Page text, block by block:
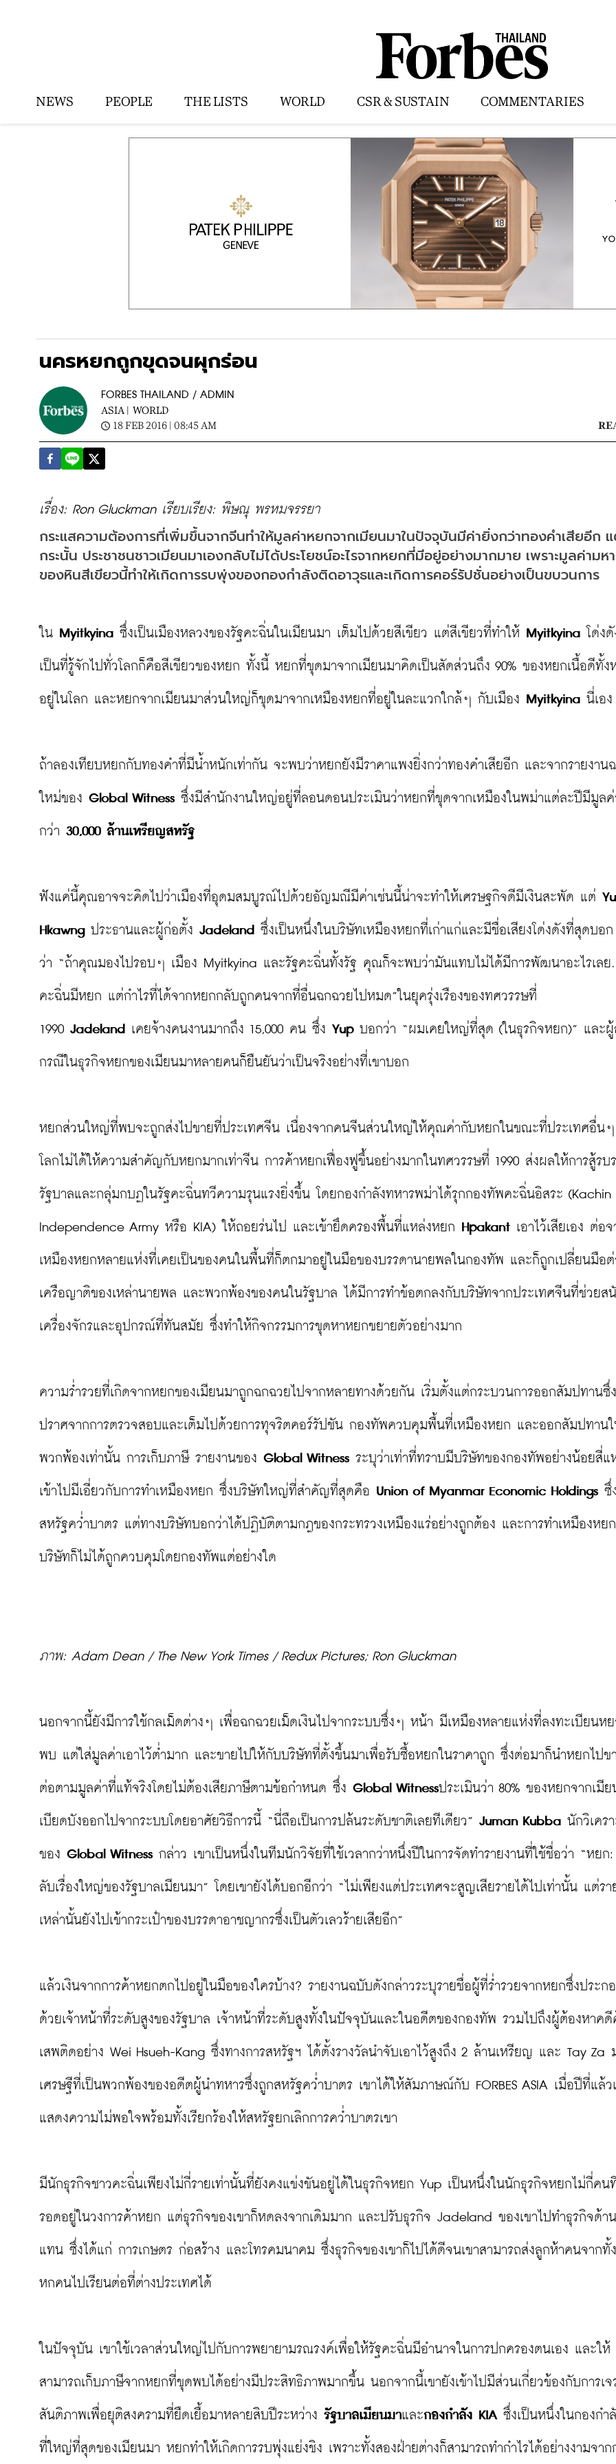
NEWS PEOPLE THE LISTS WORLD CSR & SUSTAIN COMMENTARIES
นครหยกถูกขุดจนผุกร่อน
FORBES THAILAND / ADMIN
ASIA | WORLD
18 FEB 2016 | 08:45 AM
เรื่อง: Ron Gluckman เรียบเรียง: พิษณุ พรหมจรรยา
กระแสความต้องการที่เพิ่มขึ้นจากจีนทำให้มูลค่าหยกจากเมียนมาในปัจจุบันมีค่ายิ่งกว่าทองคำเสียอีก
กระนั้น ประชาชนชาวเมียนมาเองกลับไม่ได้ประโยชน์อะไรจากหยกที่มีอยู่อย่างมากมาย เพราะมูลค่ามห
ของหินสีเขียวนี้ทำให้เกิดการรบพุ่งของกองกำลังติดอาวุธและเกิดการคอร์รัปชั่นอย่างเป็นขบวนการ
ใน Myitkyina ซึ่งเป็นเมืองหลวงของรัฐคะฉิ่นในเมียนมา เต็มไปด้วยสีเขียว แต่สีเขียวที่ทำให้ Myitkyina โด่ง
เป็นที่รู้จักไปทั่วโลกก็คือสีเขียวของหยก ทั้งนี้ หยกที่ขุดมาจากเมียนมาคิดเป็นสัดส่วนถึง 90% ของหยกเนื้อดีทั้
อยู่ในโลก และหยกจากเมียนมาส่วนใหญ่ก็ขุดมาจากเหมืองหยกที่อยู่ในละแวกใกล้ๆ กับเมือง Myitkyina นี่เอง
ถ้าลองเทียบหยกกับทองคำที่มีน้ำหนักเท่ากัน จะพบว่าหยกยังมีราคาแพงยิ่งกว่าทองคำเสียอีก และจากรายงาน
ใหม่ของ Global Witness ซึ่งมีสำนักงานใหญ่อยู่ที่ลอนดอนประเมินว่าหยกที่ขุดจากเหมืองในพม่าแต่ละปีมีมูลค่
กว่า 30,000 ล้านเหรียญสหรัฐ
ฟังแค่นี้คุณอาจจะคิดไปว่าเมืองที่อุดมสมบูรณ์ไปด้วยอัญมณีมีค่าเช่นนี้น่าจะทำให้เศรษฐกิจดีมีเงินสะพัด แต่
Hkawng ประธานและผู้ก่อตั้ง Jadeland ซึ่งเป็นหนึ่งในบริษัทเหมืองหยกที่เก่าแก่และมีชื่อเสียงโด่งดังที่สุดบอก
ว่า “ถ้าคุณมองไปรอบๆ เมือง Myitkyina และรัฐคะฉิ่นทั้งรัฐ คุณก็จะพบว่ามันแทบไม่ได้มีการพัฒนาอะไรเลย
คะฉิ่นมีหยก แต่กำไรที่ได้จากหยกกลับถูกคนจากที่อื่นฉกฉวยไปหมด”ในยุครุ่งเรืองของทศวรรษที่
1990 Jadeland เคยจ้างคนงานมากถึง 15,000 คน ซึ่ง Yup บอกว่า “ผมเคยใหญ่ที่สุด (ในธุรกิจหยก)” และ
กรณีในธุรกิจหยกของเมียนมาหลายคนก็ยืนยันว่าเป็นจริงอย่างที่เขาบอก
หยกส่วนใหญ่ที่พบจะถูกส่งไปขายที่ประเทศจีน เนื่องจากคนจีนส่วนใหญ่ให้คุณค่ากับหยกในขณะที่ประเทศอื่น
โลกไม่ได้ให้ความสำคัญกับหยกมากเท่าจีน การค้าหยกเฟื่องฟูขึ้นอย่างมากในทศวรรษที่ 1990 ส่งผลให้การสู้รบ
รัฐบาลและกลุ่มกบฏในรัฐคะฉิ่นทวีความรุนแรงยิ่งขึ้น โดยกองกำลังทหารพม่าได้รุกกองทัพคะฉิ่นอิสระ (Kachin
Independence Army หรือ KIA) ให้ถอยร่นไป และเข้ายึดครองพื้นที่แหล่งหยก Hpakant เอาไว้เสียเอง ต่อ
เหมืองหยกหลายแห่งที่เคยเป็นของคนในพื้นที่ก็ตกมาอยู่ในมือของบรรดานายพลในกองทัพ และก็ถูกเปลี่ยนมือต่
เครือญาติของเหล่านายพล และพวกพ้องของคนในรัฐบาล ได้มีการทำข้อตกลงกับบริษัทจากประเทศจีนที่ช่วยส
เครื่องจักรและอุปกรณ์ที่ทันสมัย ซึ่งทำให้กิจกรรมการขุดหาหยกขยายตัวอย่างมาก
ความร่ำรวยที่เกิดจากหยกของเมียนมาถูกฉกฉวยไปจากหลายทางด้วยกัน เริ่มตั้งแต่กระบวนการออกสัมปทานซึ่ง
ปราศจากการตรวจสอบและเต็มไปด้วยการทุจริตคอร์รัปชัน กองทัพควบคุมพื้นที่เหมืองหยก และออกสัมปทาน
พวกพ้องเท่านั้น การเก็บภาษี รายงานของ Global Witness ระบุว่าเท่าที่ทราบมีบริษัทของกองทัพอย่างน้อยสี่แ
เข้าไปมีเอี่ยวกับการทำเหมืองหยก ซึ่งบริษัทใหญ่ที่สำคัญที่สุดคือ Union of Myanmar Economic Holdings ซึ่
สหรัฐคว่ำบาตร แต่ทางบริษัทบอกว่าได้ปฏิบัติตามกฎของกระทรวงเหมืองแร่อย่างถูกต้อง และการทำเหมืองหย
บริษัทก็ไม่ได้ถูกควบคุมโดยกองทัพแต่อย่างใด
ภาพ: Adam Dean / The New York Times / Redux Pictures; Ron Gluckman
นอกจากนี้ยังมีการใช้กลเม็ดต่างๆ เพื่อฉกฉวยเม็ดเงินไปจากระบบซึ่งๆ หน้า มีเหมืองหลายแห่งที่ลงทะเบียนห
พบ แต่ใส่มูลค่าเอาไว้ต่ำมาก และขายไปให้กับบริษัทที่ตั้งขึ้นมาเพื่อรับซื้อหยกในราคาถูก ซึ่งต่อมาก็นำหยกไปข
ต่อตามมูลค่าที่แท้จริงโดยไม่ต้องเสียภาษีตามข้อกำหนด ซึ่ง Global Witnessประเมินว่า 80% ของหยกจากเมี
เบียดบังออกไปจากระบบโดยอาศัยวิธีการนี้ “นี่ถือเป็นการปล้นระดับชาติเลยทีเดียว” Juman Kubba นักวิเคร
ของ Global Witness กล่าว เขาเป็นหนึ่งในทีมนักวิจัยที่ใช้เวลากว่าหนึ่งปีในการจัดทำรายงานที่ใช้ชื่อว่า “หยก
ลับเรื่องใหญ่ของรัฐบาลเมียนมา” โดยเขายังได้บอกอีกว่า “ไม่เพียงแต่ประเทศจะสูญเสียรายได้ไปเท่านั้น แต่รา
เหล่านั้นยังไปเข้ากระเป๋าของบรรดาอาชญากรซึ่งเป็นตัวเลวร้ายเสียอีก”
แล้วเงินจากการค้าหยกตกไปอยู่ในมือของใครบ้าง? รายงานฉบับดังกล่าวระบุรายชื่อผู้ที่ร่ำรวยจากหยกซึ่งประก
ด้วยเจ้าหน้าที่ระดับสูงของรัฐบาล เจ้าหน้าที่ระดับสูงทั้งในปัจจุบันและในอดีตของกองทัพ รวมไปถึงผู้ต้องหาคดี
เสพติดอย่าง Wei Hsueh-Kang ซึ่งทางการสหรัฐฯ ได้ตั้งรางวัลนำจับเอาไว้สูงถึง 2 ล้านเหรียญ และ Tay Za
เศรษฐีที่เป็นพวกพ้องของอดีตผู้นำทหารซึ่งถูกสหรัฐคว่ำบาตร เขาได้ให้สัมภาษณ์กับ FORBES ASIA เมื่อปีที่แล้ว
แสดงความไม่พอใจพร้อมทั้งเรียกร้องให้สหรัฐยกเลิกการคว่ำบาตรเขา
มีนักธุรกิจชาวคะฉิ่นเพียงไม่กี่รายเท่านั้นที่ยังคงแข่งขันอยู่ได้ในธุรกิจหยก Yup เป็นหนึ่งในนักธุรกิจหยกไม่กี่คน
รอดอยู่ในวงการค้าหยก แต่ธุรกิจของเขาก็หดลงจากเดิมมาก และปรับธุรกิจ Jadeland ของเขาไปทำธุรกิจด้า
แทน ซึ่งได้แก่ การเกษตร ก่อสร้าง และโทรคมนาคม ซึ่งธุรกิจของเขาก็ไปได้ดีจนเขาสามารถส่งลูกห้าคนจากทั้
หกคนไปเรียนต่อที่ต่างประเทศได้
ในปัจจุบัน เขาใช้เวลาส่วนใหญ่ไปกับการพยายามรณรงค์เพื่อให้รัฐคะฉิ่นมีอำนาจในการปกครองตนเอง และให้
สามารถเก็บภาษีจากหยกที่ขุดพบได้อย่างมีประสิทธิภาพมากขึ้น นอกจากนี้เขายังเข้าไปมีส่วนเกี่ยวข้องกับการเจ
สันติภาพเพื่อยุติสงครามที่ยืดเยื้อมาหลายสิบปีระหว่าง รัฐบาลเมียนมาและกองกำลัง KIA ซึ่งเป็นหนึ่งในกองกำ
ที่ใหญ่ที่สุดของเมียนมา หยกทำให้เกิดการรบพุ่งแย่งชิง เพราะทั้งสองฝ่ายต่างก็สามารถทำกำไรได้อย่างงามจาก